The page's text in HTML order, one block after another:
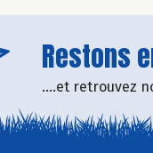
Restons
....et retrouvez